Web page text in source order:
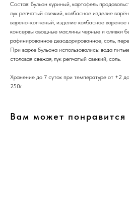
Состав: бульон куриный, картофель
лук репчатый свежий, колбасное изделие
варено-копченый, изделие колбасное вареное
консервы овощные маслины черные и оливки
рафинированное дезодорированное, соль,
При варке бульона использовались: вода
столовая свежая, лук репчатый свежий, соль.
Хранение до 7 суток при температуре от +2
250г
Вам может понравится